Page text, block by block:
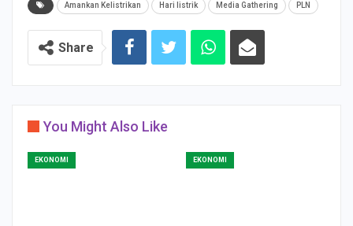
Amankan Kelistrikan Hari listrik Media Gathering PLN
Share
You Might Also Like
EKONOMI EKONOMI